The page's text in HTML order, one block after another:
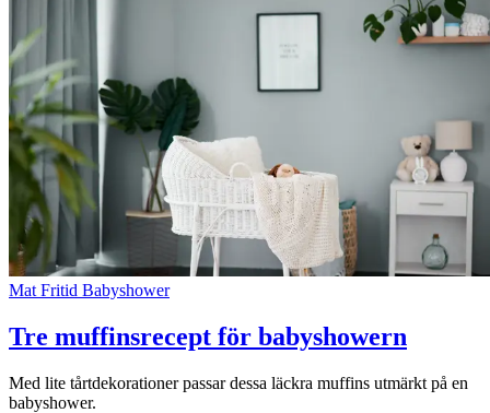
Mat Fritid Babyshower
Tre muffinsrecept för babyshowern
Med lite tårtdekorationer passar dessa läckra muffins utmärkt på en
babyshower.